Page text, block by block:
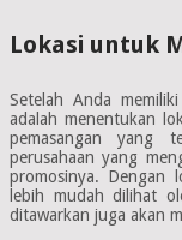
Lokasi untuk
Setelah Anda
adalah menentukan
pemasangan yang
perusahaan yang
promosinya. Dengan
lebih mudah dilihat
ditawarkan juga akan